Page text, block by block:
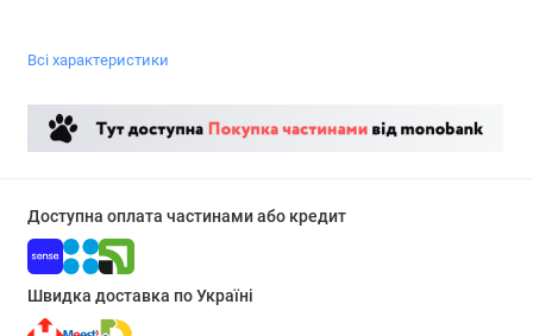
Всі характеристики
Доступна оплата частинами або кредит
Швидка доставка по Україні